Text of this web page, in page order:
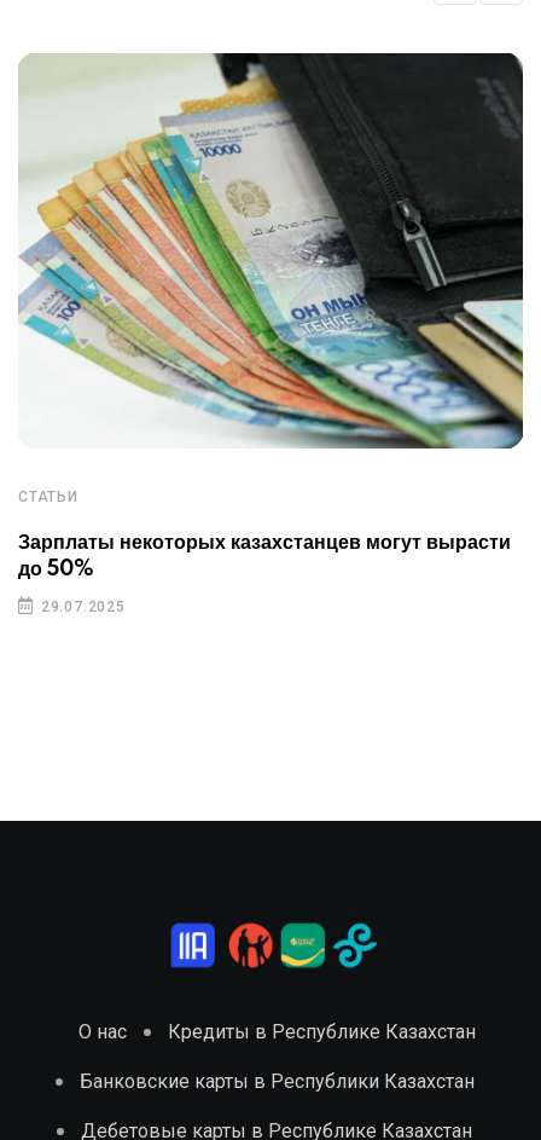
СТАТЬИ
Зарплаты некоторых казахстанцев могут вырасти
до 50%
29.07.2025
О нас Кредиты в Республике Казахстан
Банковские карты в Республики Казахстан
Дебетовые карты в Республике Казахстан